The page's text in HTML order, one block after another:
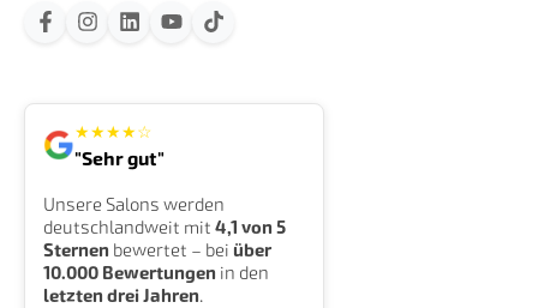
★★★★☆
"Sehr gut"
Unsere Salons werden
deutschlandweit mit 4,1 von 5
Sternen bewertet – bei über
10.000 Bewertungen in den
letzten drei Jahren.